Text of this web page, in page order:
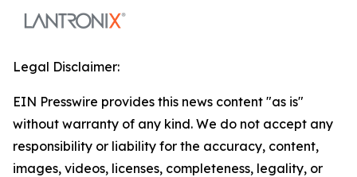
Legal Disclaimer:
EIN Presswire provides this news content "as is"
without warranty of any kind. We do not accept any
responsibility or liability for the accuracy, content,
images, videos, licenses, completeness, legality, or